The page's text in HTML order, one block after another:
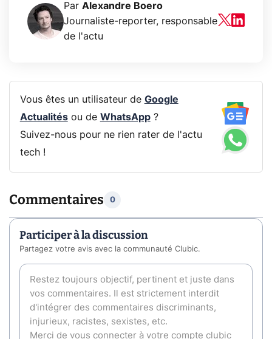
Par Alexandre Boero
Journaliste-reporter, responsable
de l'actu
Vous êtes un utilisateur de Google
Actualitésou de WhatsApp?
Suivez-nous pour ne rien rater de l'actu
tech !
Commentaires 0
Participer à la discussion
Partagez votre avis avec la communauté Clubic.